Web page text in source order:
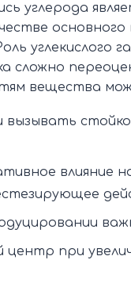
углерода
углекислого
сложно
вещества
вызывать
влияние
центр при